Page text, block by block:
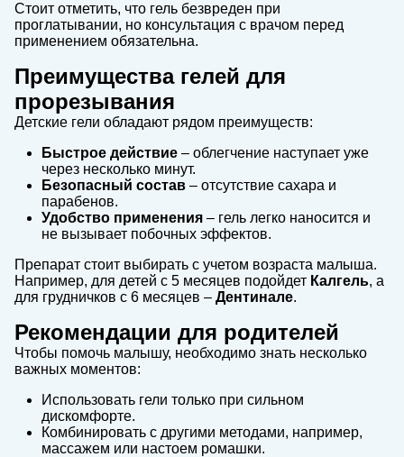
Стоит отметить, что гель безвреден при
проглатывании, но консультация с врачом перед
применением обязательна.
Преимущества гелей для
прорезывания
Детские гели обладают рядом преимуществ:
Быстрое действие – облегчение наступает уже
через несколько минут.
Безопасный состав – отсутствие сахара и
парабенов.
Удобство применения – гель легко наносится и
не вызывает побочных эффектов.
Препарат стоит выбирать с учетом возраста малыша.
Например, для детей с 5 месяцев подойдет Калгель, а
для грудничков с 6 месяцев – Дентинале.
Рекомендации для родителей
Чтобы помочь малышу, необходимо знать несколько
важных моментов:
Использовать гели только при сильном
дискомфорте.
Комбинировать с другими методами, например,
массажем или настоем ромашки.